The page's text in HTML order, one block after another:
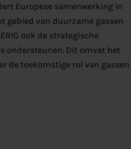
Europese samenwerking in
gebied van duurzame gassen
ook de strategische
ondersteunen. Dit omvat het
de toekomstige rol van gassen